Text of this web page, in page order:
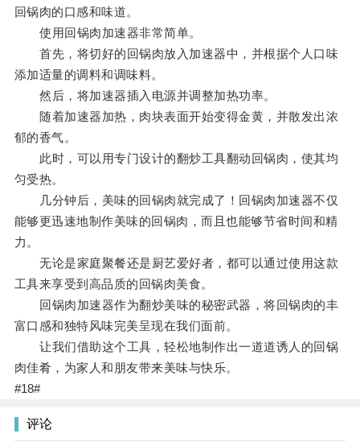
回锅肉的口感和味道。
使用回锅肉加速器非常简单。
首先，将切好的回锅肉放入加速器中，并根据个人口味
添加适量的调料和调味料。
然后，将加速器插入电源并调整加热功率。
随着加速器加热，肉块表面开始变得金黄，并散发出浓
郁的香气。
此时，可以用专门设计的翻炒工具翻动回锅肉，使其均
匀受热。
几分钟后，美味的回锅肉就完成了！回锅肉加速器不仅
能够更迅速地制作美味的回锅肉，而且也能够节省时间和精
力。
无论是家庭聚餐还是厨艺爱好者，都可以通过使用这款
工具来享受到高品质的回锅肉美食。
回锅肉加速器作为翻炒美味的秘密武器，将回锅肉的丰
富口感和独特风味完美呈现在我们面前。
让我们借助这个工具，轻松地制作出一道道诱人的回锅
肉佳肴，为家人和朋友带来美味与快乐。
#18#
评论